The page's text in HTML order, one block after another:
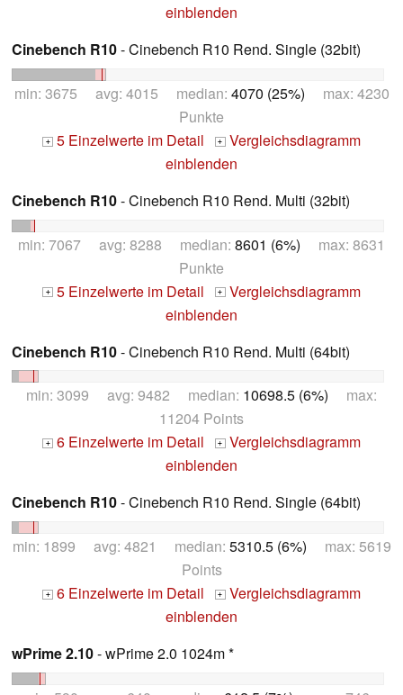
einblenden
Cinebench R10- Cinebench R10 Rend. Single (32bit)
min: 3675 avg: 4015 median: 4070 (25%) max: 4230
Punkte
+ 5 Einzelwerte im Detail + Vergleichsdiagramm
einblenden
Cinebench R10- Cinebench R10 Rend. Multi (32bit)
min: 7067 avg: 8288 median: 8601 (6%) max: 8631
Punkte
+ 5 Einzelwerte im Detail + Vergleichsdiagramm
einblenden
Cinebench R10- Cinebench R10 Rend. Multi (64bit)
min: 3099 avg: 9482 median: 10698.5 (6%) max:
11204 Points
+ 6 Einzelwerte im Detail + Vergleichsdiagramm
einblenden
Cinebench R10- Cinebench R10 Rend. Single (64bit)
min: 1899 avg: 4821 median: 5310.5 (6%) max: 5619
Points
+ 6 Einzelwerte im Detail + Vergleichsdiagramm
einblenden
wPrime 2.10- wPrime 2.0 1024m *